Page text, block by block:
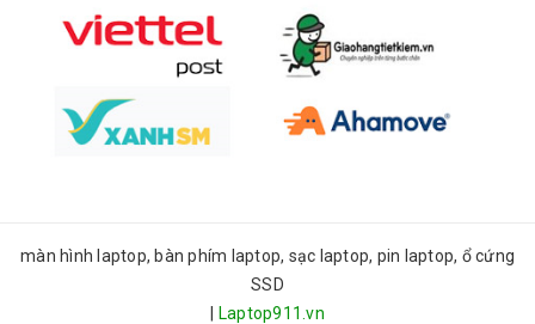
màn hình laptop, bàn phím laptop, sạc laptop, pin laptop, ổ cứng
SSD
Laptop911.vn